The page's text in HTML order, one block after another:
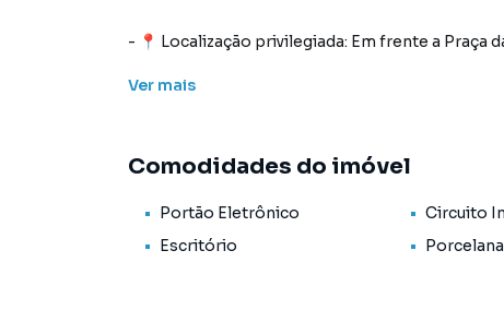
- 📍 Localização privilegiada: Em frente a Praça
📱 Não perca tempo e agende já a sua visita.
Ver mais
Comodidades do imóvel
Portão Eletrônico Circuito
Escritório